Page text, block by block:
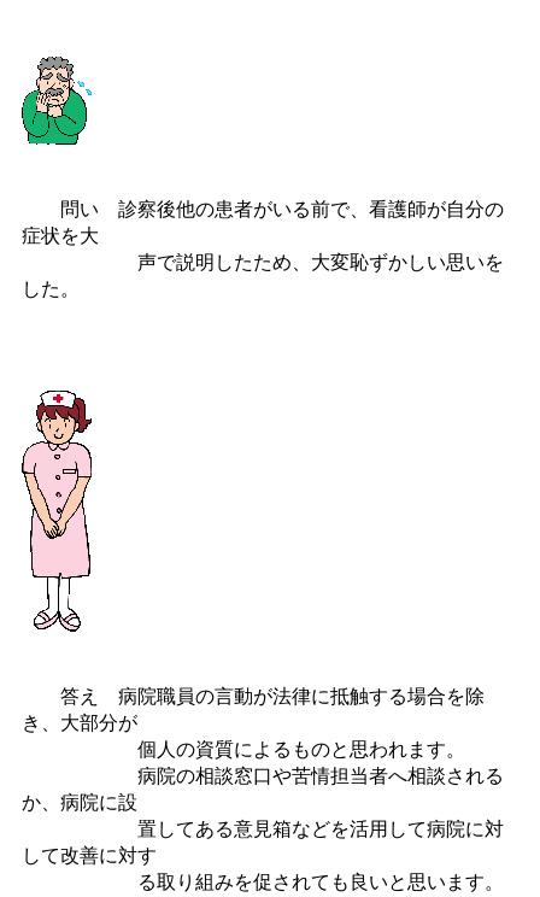
問い 診察後他の患者がいる前で、看護師が自分の
症状を大
声で説明したため、大変恥ずかしい思いを
した。
答え 病院職員の言動が法律に抵触する場合を除
き、大部分が
個人の資質によるものと思われます。
病院の相談窓口や苦情担当者へ相談される
か、病院に設
置してある意見箱などを活用して病院に対
して改善に対す
る取り組みを促されても良いと思います。